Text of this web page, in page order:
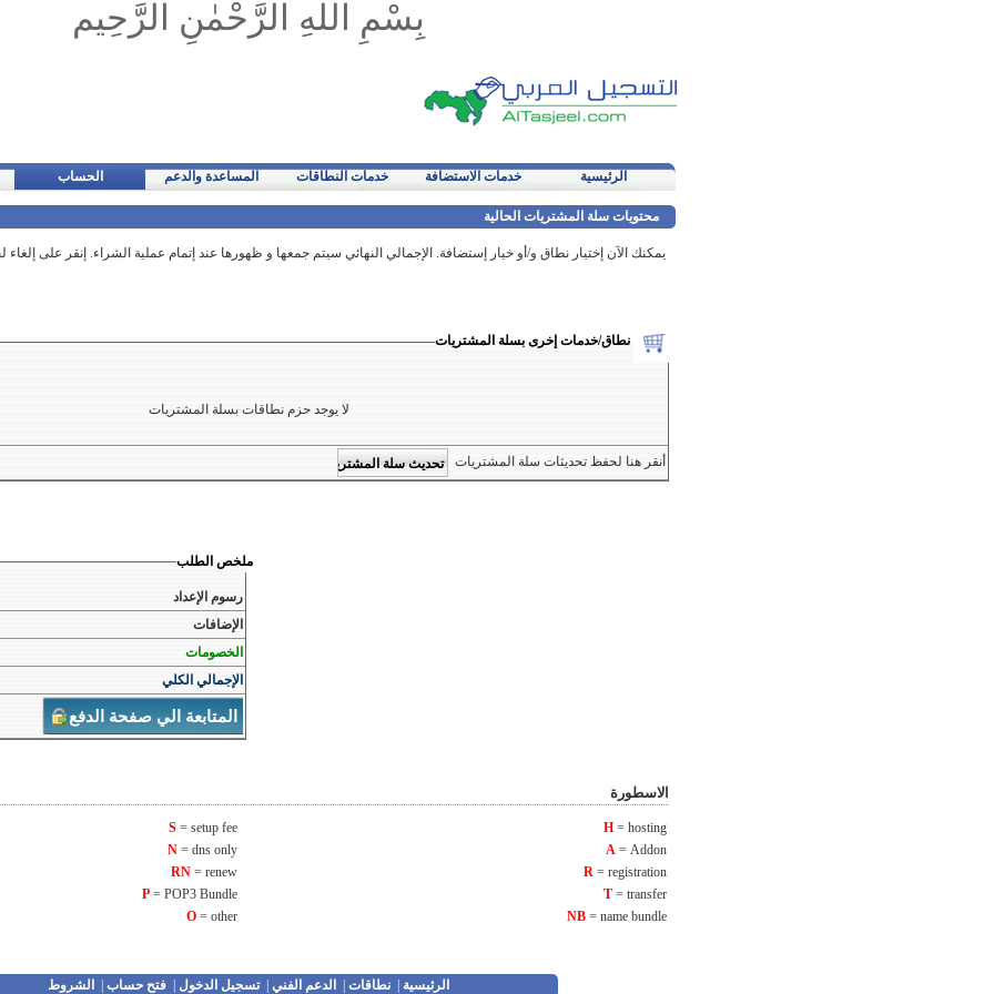
بِسْمِ اللهِ الرَّحْمٰنِ الرَّحِيم
الرئيسية خدمات الاستضافة خدمات النطاقات المساعدة والدعم الحساب
محتويات سلة المشتريات الحالية
يمكنك الآن إختيار نطاق و/أو خيار إستضافة. الإجمالي النهائي سيتم جمعها و ظهورها عند إتمام عملية الشراء. إنقر على
نطاق/خدمات إخرى بسلة المشتريات
لا يوجد حزم نطاقات بسلة المشتريات
أنقر هنا لحفظ تحديثات سلة المشتريات
ملخص الطلب
رسوم الإعداد
الإضافات
الخصومات
الإجمالي الكلي
المتابعة الي صفحة الدفع
الاسطورة
H = hosting
A = Addon
R = registration
T = transfer
NB = name bundle
S = setup fee
N = dns only
RN = renew
P = POP3 Bundle
O = other
الرئيسية نطاقات الدعم الفني |تسجيل الدخول فتح حساب الشروط